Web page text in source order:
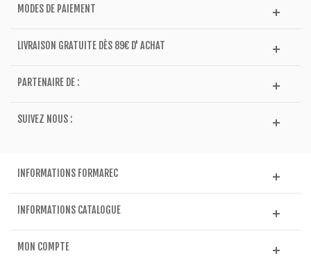
MODES DE PAIEMENT
LIVRAISON GRATUITE DÈS 89€ D' ACHAT
PARTENAIRE DE :
SUIVEZ NOUS :
INFORMATIONS FORMAREC
INFORMATIONS CATALOGUE
MON COMPTE